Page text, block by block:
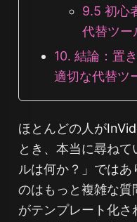
9.5 初心
代替ツー
10. 結論：置
適切な代替ツ
ほとんどの人が
とき、本当に尋ね
ルは何か？」では
のはもっと複雑な質
がテンプレート化